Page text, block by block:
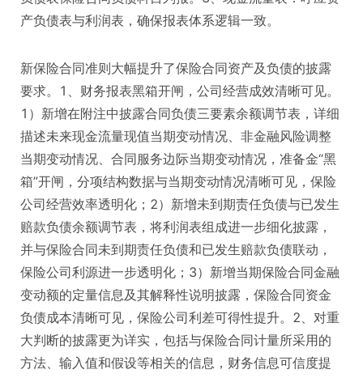
产负债表与利润表，确保报表体系逻辑一致。
新保险合同准则大幅提升了保险合同资产及负债的披露
要求。1、财务报表黑箱开闸，公司经营成效清晰可见。
1）新增在附注中披露合同负债三要素余额调节表，详细
描述未来现金流量现值当期变动情况、非金融风险调整
当期变动情况、合同服务边际当期变动情况，准备金“黑
箱”开闸，分项结构数据与当期变动情况清晰可见，保险
公司经营效率透明化；2）新增未到期责任负债与已发生
赔款负债余额调节表，将利润表组成进一步细化披露，
并与保险合同未到期责任负债和已发生赔款负债联动，
保险公司利源进一步透明化；3）新增当期保险合同金融
变动额的定量信息及其解释性说明披露，保险合同资金
负债成本清晰可见，保险公司利差可得性提升。2、对重
大判断的披露更为详实，包括与保险合同计量所采用的
方法、输入值和假设等相关的信息，财务信息可信度提